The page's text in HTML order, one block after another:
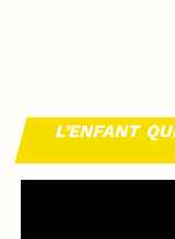
L’ENFANT